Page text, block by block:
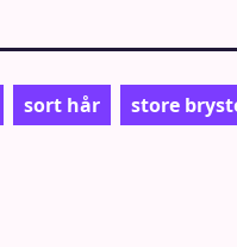
sort hår store